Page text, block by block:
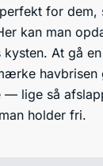
for dem,
kan man
At gå
havbrisen
lige så
holder fri.